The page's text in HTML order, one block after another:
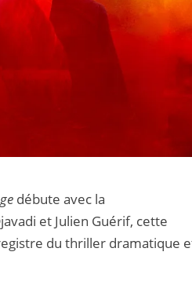
débute avec la
et Julien Guérif, cette
du thriller dramatique